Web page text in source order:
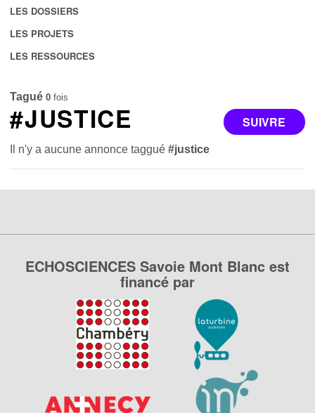
LES DOSSIERS
LES PROJETS
LES RESSOURCES
Tagué 0 fois
SUIVRE
#JUSTICE
Il n'y a aucune annonce taggué#justice
ECHOSCIENCES Savoie Mont Blanc est
financé par